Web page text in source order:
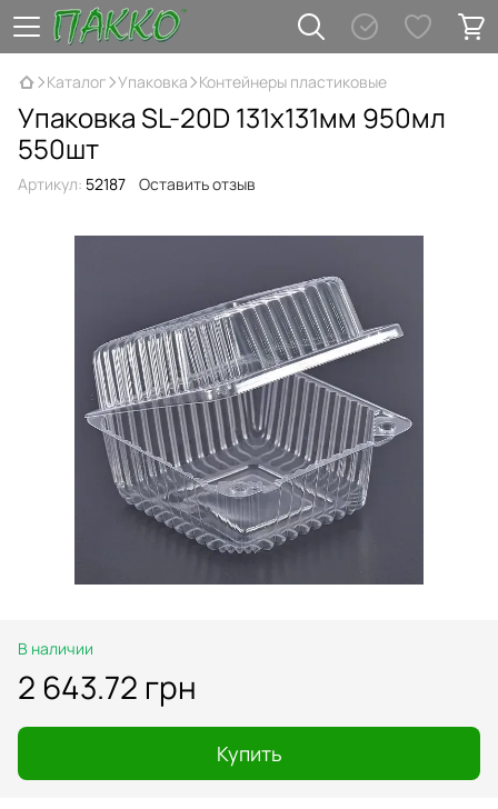
Каталог Упаковка Контейнеры пластиковые
Упаковка SL-20D 131х131мм 950мл
550шт
Артикул: 52187 Оставить отзыв
В наличии
2 643.72 грн
Купить